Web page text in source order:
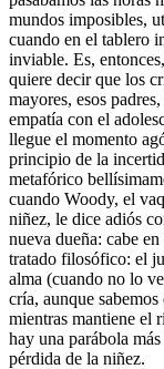
mundos imposibles,
cuando en el tablero
inviable. Es,
quiere decir que los
mayores, esos
empatía con el
llegue el momento
principio de la
metafórico
cuando Woody, el
niñez, le dice adiós
nueva dueña: cabe
tratado filosófico: el
alma (cuando no lo
cría, aunque
mientras mantiene el
hay una parábola
pérdida de la niñez.